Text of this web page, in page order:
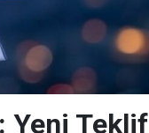
Yeni Teklif